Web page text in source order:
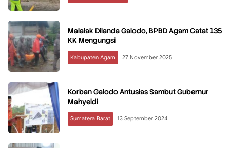
Malalak Dilanda Galodo, BPBD Agam Catat 135
KK Mengungsi
Kabupaten Agam 27 November 2025
Korban Galodo Antusias Sambut Gubernur
Mahyeldi
Sumatera Barat 13 September 2024